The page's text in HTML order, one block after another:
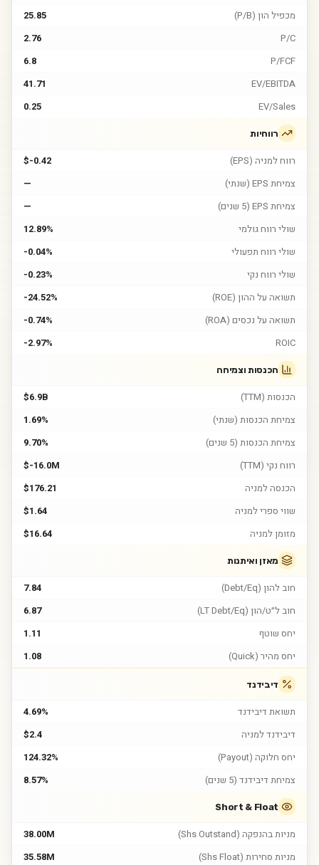
מכפיל הון (P/B)
25.85
P/C
2.76
P/FCF
6.8
EV/EBITDA
41.71
EV/Sales
0.25
רווחיות
רווח למניה (EPS)
$-0.42
צמיחת EPS (שנתי)
—
צמיחת EPS (5 שנים)
—
שולי רווח גולמי
12.89%
שולי רווח תפעולי
-0.04%
שולי רווח נקי
-0.23%
תשואה על ההון (ROE)
-24.52%
תשואה על נכסים (ROA)
-0.74%
ROIC
-2.97%
הכנסות וצמיחה
הכנסות (TTM)
$6.9B
צמיחת הכנסות (שנתי)
1.69%
צמיחת הכנסות (5 שנים)
9.70%
רווח נקי (TTM)
$-16.0M
הכנסה למניה
$176.21
שווי ספרי למניה
$1.64
מזומן למניה
$16.64
מאזן ואיתנות
חוב להון (Debt/Eq)
7.84
חוב ל״ט/הון (LT Debt/Eq)
6.87
יחס שוטף
1.11
יחס מהיר (Quick)
1.08
דיבידנד
תשואת דיבידנד
4.69%
דיבידנד למניה
$2.4
יחס חלוקה (Payout)
124.32%
צמיחת דיבידנד (5 שנים)
8.57%
Short & Float
מניות בהנפקה (Shs Outstand)
38.00M
מניות סחירות (Shs Float)
35.58M